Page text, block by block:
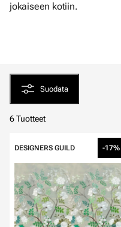
jokaiseen kotiin.
Suodata
6 Tuotteet
DESIGNERS GUILD -17%